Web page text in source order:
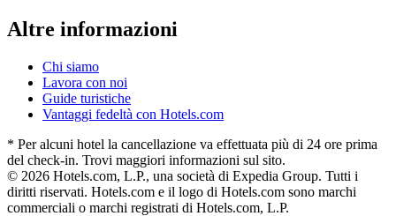
Altre informazioni
Chi siamo
Lavora con noi
Guide turistiche
Vantaggi fedeltà con Hotels.com
* Per alcuni hotel la cancellazione va effettuata più di 24 ore prima
del check-in. Trovi maggiori informazioni sul sito.
© 2026 Hotels.com, L.P., una società di Expedia Group. Tutti i
diritti riservati. Hotels.com e il logo di Hotels.com sono marchi
commerciali o marchi registrati di Hotels.com, L.P.